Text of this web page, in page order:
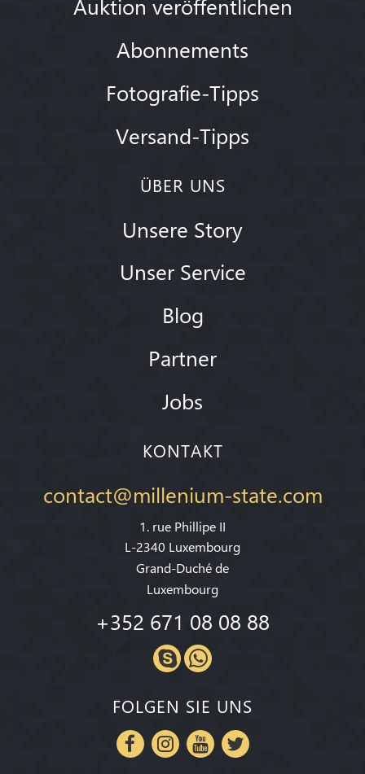
Auktion veröffentlichen
Abonnements
Fotografie-Tipps
Versand-Tipps
ÜBER UNS
Unsere Story
Unser Service
Blog
Partner
Jobs
KONTAKT
contact@millenium-state.com
1. rue Phillipe II
L-2340 Luxembourg
Grand-Duché de
Luxembourg
+352 671 08 08 88
FOLGEN SIE UNS